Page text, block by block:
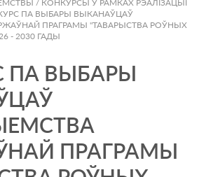
/ КОНКУРСЫ Ў РАМКАХ РЭАЛІЗАЦЫІ
ПА ВЫБАРЫ ВЫКАНАЎЦАЎ
ПРАГРАМЫ "ТАВАРЫСТВА РОЎНЫХ
- 2030 ГАДЫ
ПА ВЫБАРЫ
ПРАГРАМЫ